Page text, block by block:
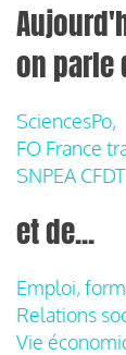
on parle
SciencesPo,
FO France
SNPEA CFDT
et de...
Emploi,
Relations
Vie